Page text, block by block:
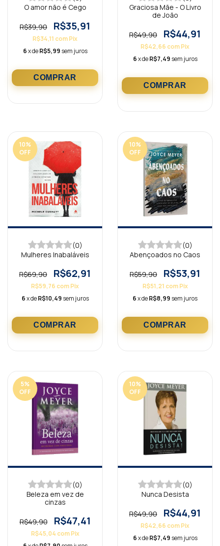
O amor não é Cego
R$39,90 R$35,91
R$34,11 comPix
6x deR$5,99 sem juros
Graciosa Mãe - O Livro
de João
R$49,90 R$44,91
R$42,66 comPix
6x deR$7,49 sem juros
10%
OFF
(0)
Mulheres Inabaláveis
R$69,90 R$62,91
R$59,76 comPix
6x deR$10,49 sem juros
10%
OFF
(0)
Abençoados no Caos
R$59,90 R$53,91
R$51,21 com Pix
6x deR$8,99 sem juros
5%
OFF
(0)
Beleza em vez de
cinzas
R$49,90 R$47,41
R$45,04 com Pix
10%
OFF
(0)
Nunca Desista
R$49,90 R$44,91
R$42,66 comPix
6x deR$7,49 sem juros